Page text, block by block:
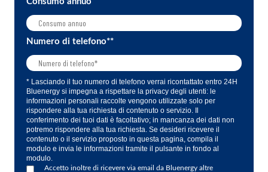
Numero di telefono**
* Lasciando il tuo numero di telefono verrai ricontattato entro 24H
Bluenergy si impegna a rispettare la privacy degli utenti: le
informazioni personali raccolte vengono utilizzate solo per
rispondere alla tua richiesta di contenuto o servizio. Il
conferimento dei tuoi dati è facoltativo; in mancanza dei dati non
potremo rispondere alla tua richiesta. Se desideri ricevere il
contenuto o il servizio proposto in questa pagina, compila il
modulo e invia le informazioni tramite il pulsante in fondo al
modulo.
Accetto inoltre di ricevere via email da Bluenergy altre